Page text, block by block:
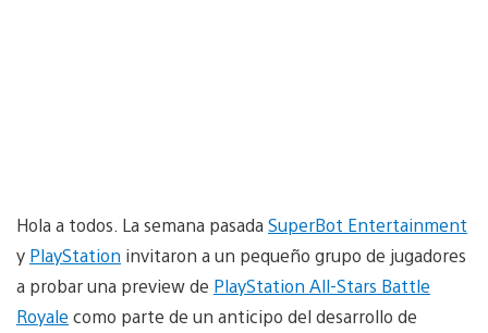
Hola a todos. La semana pasada SuperBot Entertainment
y PlayStation invitaron a un pequeño grupo de jugadores
a probar una preview de PlayStation All-Stars Battle
Royale como parte de un anticipo del desarrollo de